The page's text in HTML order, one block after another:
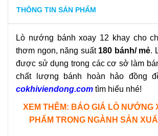
-
Lưu ý khi sử dụng các dòng lò nướng
12 -Sự khác biệt giữa lò nướng bánh mì
Quốc
-
Nướng bánh mì bằng lò xoay cho
14-Lò nướng bánh mì đa năng – Không
15-Lò nướng bánh mì lên nhiệt kém,
nào?
THÔNG TIN SẢN PHẨM
Lò nướng bánh xoay 12 khay cho
thơm ngon, năng suất 180 bánh/ mẻ.
được sử dụng trong các cơ sở làm
chất lượng bánh hoàn hảo đồng
cokhiviendong.com tìm hiểu nhé!
XEM THÊM: BÁO GIÁ LÒ NƯỚNG
PHẨM TRONG NGÀNH SẢN